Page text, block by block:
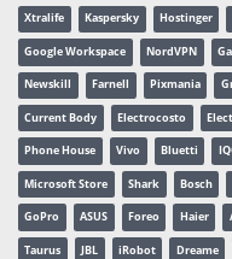
Xtralife Kaspersky Hostinger
Google Workspace NordVPN
Newskill Farnell Pixmania
Current Body Electrocosto
Phone House Vivo Bluetti
Microsoft Store Shark Bosch
GoPro ASUS Foreo Haier
Taurus JBL iRobot Dreame